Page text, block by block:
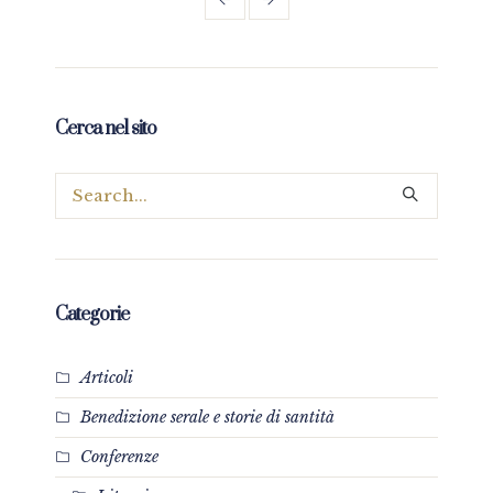
Cerca nel sito
Categorie
Articoli
Benedizione serale e storie di santità
Conferenze